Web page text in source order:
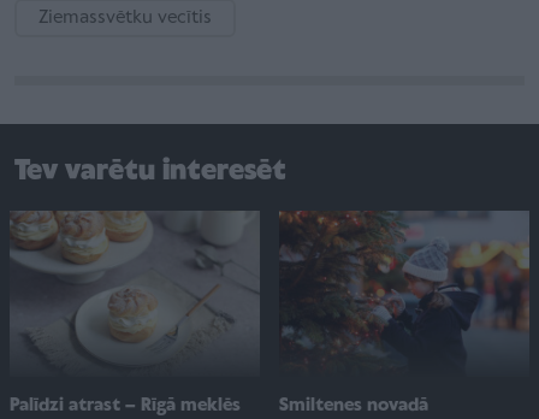
Ziemassvētku vecītis
Tev varētu interesēt
Palīdzi atrast – Rīgā meklēs
Smiltenes novadā